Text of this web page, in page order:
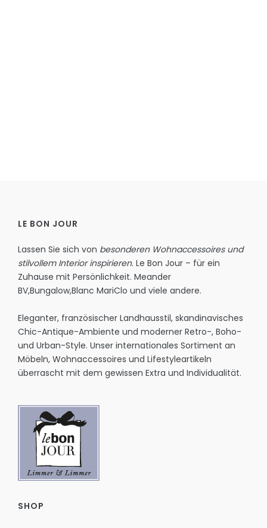
LE BON JOUR
Lassen Sie sich von besonderen Wohnaccessoires und
stilvollem Interior inspirieren. Le Bon Jour – für ein
Zuhause mit Persönlichkeit. Meander
BV,Bungalow,Blanc MariClo und viele andere.
Eleganter, französischer Landhausstil, skandinavisches
Chic-Antique-Ambiente und moderner Retro-, Boho-
und Urban-Style. Unser internationales Sortiment an
Möbeln, Wohnaccessoires und Lifestyleartikeln
überrascht mit dem gewissen Extra und Individualität.
SHOP